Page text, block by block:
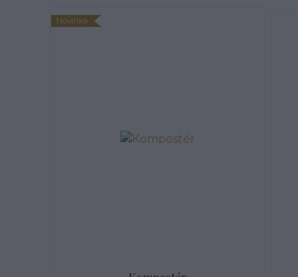
Novinka